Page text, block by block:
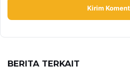
BERITA TERKAIT